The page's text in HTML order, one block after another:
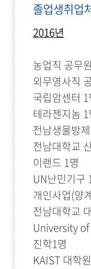
졸업생취업
2016년
농업직 공무
외무영사직
국립암센터 1
테라젠지놈 1
전남생물방
전남대학교
이랜드 1명
UN난민기구
개인사업(양
전남대학교
University
진학1명
KAIST 대학